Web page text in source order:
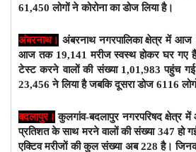
61,450 लोगों ने कोरोना का डोज लिया है।
अंबरनाथ। अंबरनाथ नगरपालिका क्षेत्र में आज
आज तक 19,141 मरीज स्वस्थ होकर घर गए
टेस्ट करने वालों की संख्या 1,01,983 पहुंच
23,456 ने लिया है जबकि दूसरा डोज 6116
बदलापुर। कुलगांव-बदलापुर नगरपरिषद क्षेत्र
प्रतिशत के साथ मरने वालों की संख्या 347 हो
एक्टिव मरीजों की कुल संख्या अब 228 है।